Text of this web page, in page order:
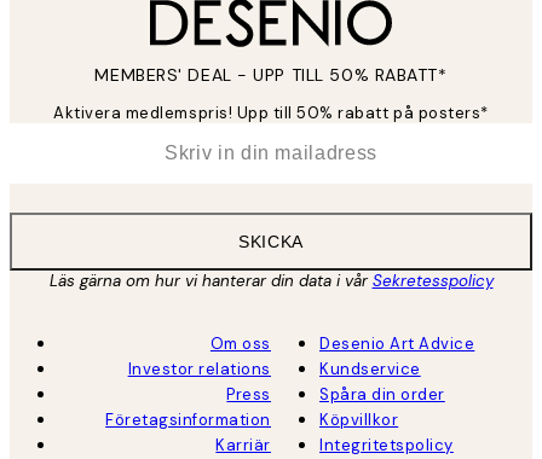
MEMBERS' DEAL - UPP TILL 50% RABATT*
Aktivera medlemspris! Upp till 50% rabatt på posters*
SKICKA
Läs gärna om hur vi hanterar din data i vårSekretesspolicy
Om oss
Investor relations
Press
Företagsinformation
Karriär
Desenio Art Advice
Kundservice
Spåra din order
Köpvillkor
Integritetspolicy